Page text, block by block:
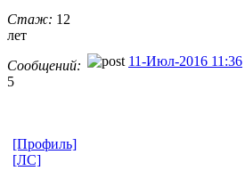
Стаж: 12
лет
Сообщений:
5
11-Июл-2016 11:36
[Профиль]
[ЛС]